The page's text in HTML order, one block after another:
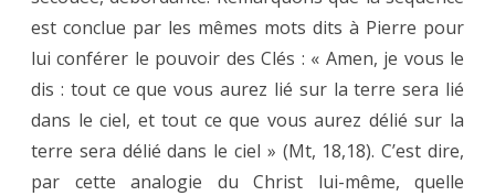
est conclue par les mêmes mots dits à Pierre pour
lui conférer le pouvoir des Clés : « Amen, je vous le
dis : tout ce que vous aurez lié sur la terre sera lié
dans le ciel, et tout ce que vous aurez délié sur la
terre sera délié dans le ciel » (Mt, 18,18). C’est dire,
par cette analogie du Christ lui-même, quelle